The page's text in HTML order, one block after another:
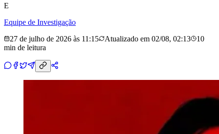
E
Equipe de Investigação
27 de julho de 2026 às 11:15
Atualizado em 02/08, 02:13
10
min de leitura